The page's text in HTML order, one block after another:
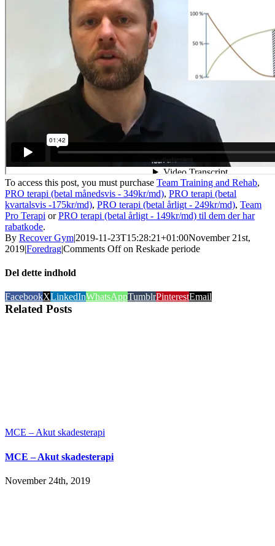
To access this post, you must purchase Team Training and Rehab,
PRO terapi (betal månedsvis - 349kr/md), PRO terapi (betal
kvartalsvis -175kr/md), PRO terapi (betal årligt - 249kr/md), Team
Pro Terapi orPRO terapi (betal årligt - 149kr/md) til dem der har
rabatkode.
By Recover Gym|2019-11-23T15:28:21+01:00November 21st,
2019|Foredrag|Comments Offon Reskade periode
Del dette indhold
FacebookXLinkedInWhatsAppTumblrPinterestEmail
Related Posts
MCE – Akut skadesterapi
MCE – Akut skadesterapi
November 24th, 2019